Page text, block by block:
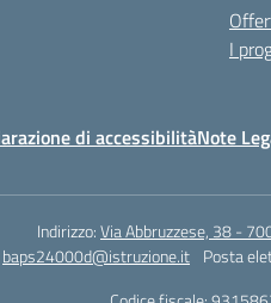
I
di accessibilitàNote
Indirizzo:Via Abbruzzese, 38 -
baps24000d@istruzione.it Posta